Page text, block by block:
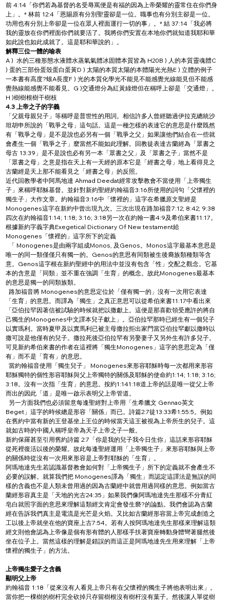
前 4:14「你們若為基督的名受辱罵便是有福的因為上帝榮耀的靈常住在你們身
上」。* 林前 12:4「恩賜原有分別聖靈卻是一位。職事也有分別主卻是一位。
功用也有分別上帝卻是一位在眾人裡面運行一切的事」。* 結 37:14「我必將
我的靈放在你們裡面你們就要活了。我將你們安置在本地你們就知道我耶和華
如此說也如此成就了。這是耶和華說的」。
解釋三位一體的喻表
A )  水的三種形態水液體水蒸氣氣體冰固體本質皆為 H20B ) 人的本質靈魂體C
) 蛋的三部份蛋殼蛋白蛋黃D ) 太陽的本質太陽的本體陽光光熱E ) 立體的例子
一本書有高度?蛂A長度F ) 光的本質化學光不能見不能感覺光線能見但不能感
覺熱線能感覺不能看見。G )交通燈分為紅黃綠燈但在稱呼上卻是「交通燈」。
H )樹樹根樹干樹枝
4.3 上帝之子的字義
「父親母親兒子」等稱呼是普世性的用詞。相信許多人曾經聽過伊拉克總統沙
坦胡申所說的「戰爭之母」這句話。這是一種怎樣的表達它的意思是什麼既然
有「戰爭之母」是不是說也必另有一個「戰爭之父」如果讓他們結合在一些就
會產生一個「戰爭之子」麼當然不能如此理解。回教徒表達古蘭經為「眾書之
母古 13:39」是不是說也必有另一本「眾書之父」及「眾書之子」當然不是
「眾書之母」之意是指在天上有一天經的原本它是「經書之母」地上看得見之
古蘭經是天上那不能看見之「經書之母」的反照。
近代回教學者中阿馬地達 Ahmad Deedat經常攻擊教會不當使用「上帝獨生
子」來稱呼耶穌基督。並針對新約聖經約翰福音3:16所使用的詞句「父懷裡的
獨生子」大作文章。約翰福音3:16中「懷裡的」這字在希臘原文聖經是
Monogenes這字在新約中曾出現九次。三次出現在路加福音7:12; 8:42; 9:38
四次在約翰福音1:14; 1:18; 3:16; 3:18另一次在約翰一書4:9及希伯來書11:17。
根據新約字義字典Exegetical Dictionary Of New testament給
Monogenes「懷裡的」這字所下的定義
「 Monogenes是由兩字組成Monos, 及Genos。Monos這字最基本意思是
唯一的同一類僅僅只有獨一的。Genos的意思有同類被生後裔族類種類等含
意。Genos這字根在新約聖經中的用法中並沒有包含「性」交配之觀念。它基
本的含意是「同類」並不重在強調「生育」的概念。故此Monogenes最基本
的意思是獨一的同類族類。
路加福音將 Monogenes的意思定位於「僅有獨一的」沒有一次用它表達
「生育」的意思。而譯為「獨生」之真正意思可以從希伯來書11:17中看出來
「亞伯拉罕因著信被試驗的時候就把以撒獻上。這便是那喜歡領受應許的將自
己獨生的Monogenes中文譯本兒子獻上」。亞伯拉罕那時已經生有一個兒子
以實瑪利。當時夏甲及以實馬利已被主母撒拉拒出家門當亞伯拉罕獻以撒時以
撒可說是他僅有的兒子。撒拉死後亞伯拉罕有另娶妻子又另外生有許多兒子。
可見新約希伯來書的作者在這裡將「獨生Monogenes」這字的意思定為「僅
有」而不是「育有」的意思。
當約翰福音使用「獨生兒子」 Monogenes來形容耶穌時每一次都用來形容
耶穌獨特的個性形容耶穌與父上帝獨特的關係及耶穌的使命約1:14; 1:18; 3:16;
3:18。沒有一次指「生育」的意思。按約1:141:18道上帝的話是唯一從父上帝
而出的因此「道」是唯一啟示表明父上帝管道。
另一方面我們也必須留意每逢聖經對上帝用「生希臘文 Gennao英文
Beget」這字的時候總是形容「關係」而已。詩篇2:7徒13:33希1:55:5。例如
在舊約中當有新的王登基坐上王位的時候當天這王被視為上帝所生的兒子。這
就如古時的中國人稱呼皇帝為天子上帝之子一般。
新約保羅甚至引用舊約詩篇 2:7「你是我的兒子我今日生你」這話來形容耶穌
從死裡復活以後的榮耀。故此每逢聖經運用「上帝獨生子」來形容耶穌與上帝
的關係時從沒有一次用來形容是上帝對耶穌的「生育」。
阿瑪地達先生若認識基督教會如何對「上帝獨生子」所下的定義就不會產生不
必要的誤解。就算我們把 Monogenes譯為「獨生」而認定這譯法是無誤的同
樣的含義也不是人類未曾用過的因為古蘭經中就曾用過同樣的意思。例如當古
蘭經形容真主是「天地的光古24:35」如果我們像阿瑪地達先生那樣不分青紅
皂白就照字面的意思來理解這類經文肯定會發生褻?的論點。我們會認為古蘭
經在告訴我們真主是電流是光芒是火焰。又比如古蘭經形容當上帝完成創造之
工以後上帝就坐在他的寶座上古7:54。若有人按阿瑪地達先生那樣來理解這類
經文則他會認為上帝像是個有形有體的人那樣手扶著寶座轉動身體彎著腿然後
坐在位子上。當然這樣的理解是錯誤的而這正是阿瑪地達先生用來理解「上帝
懷裡的獨生子」的方法。
上帝獨生愛子之含義
顯明父上帝
約翰福音 1:18「從來沒有人看見上帝只有在父懷裡的獨生子將他表明出來」。
當你把一棵樹的樹杆完全砍掉只存留樹根沒有樹杆沒有葉子。然後讓人單從樹